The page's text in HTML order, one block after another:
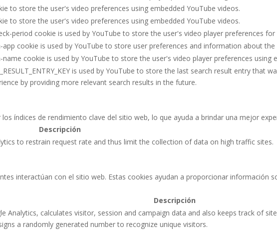
to store the user's video preferences using embedded YouTube videos.
to store the user's video preferences using embedded YouTube videos.
period cookie is used by YouTube to store the user's video player preferences for
cookie is used by YouTube to store user preferences and information about
cookie is used by YouTube to store the user's video player preferences using
is used by YouTube to store the last search result entry that
by providing more relevant search results in the future.
índices de rendimiento clave del sitio web, lo que ayuda a brindar una mejor
Descripción
to restrain request rate and thus limit the collection of data on high traffic sites.
interactúan con el sitio web. Estas cookies ayudan a proporcionar información
Descripción
Analytics, calculates visitor, session and campaign data and also keeps track of
a randomly generated number to recognize unique visitors.